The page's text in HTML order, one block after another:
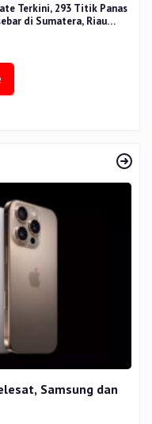
Terkini, 293 Titik Panas
di Sumatera, Riau
Samsung dan